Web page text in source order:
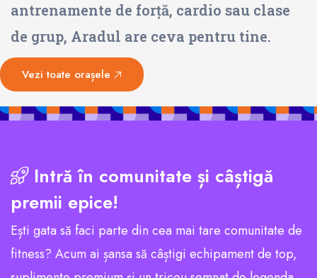
antrenamente de forță, cardio sau clase
de grup, Aradul are ceva pentru tine.
Vezi toate orașele
Intră în comunitate și câștigă
premii epice!
Ești gata să faci parte din cea mai tare comunitate de
fitness? Acum ai șansa să câștigi echipament de top,